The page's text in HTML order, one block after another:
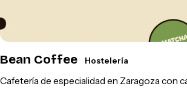
Bean Coffee Hostelería
Cafetería de especialidad en Zaragoza con